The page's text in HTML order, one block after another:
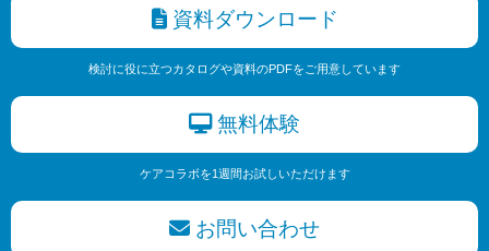
資料ダウンロード
検討に役に立つカタログや資料のPDFをご用意しています
無料体験
ケアコラボを1週間お試しいただけます
お問い合わせ